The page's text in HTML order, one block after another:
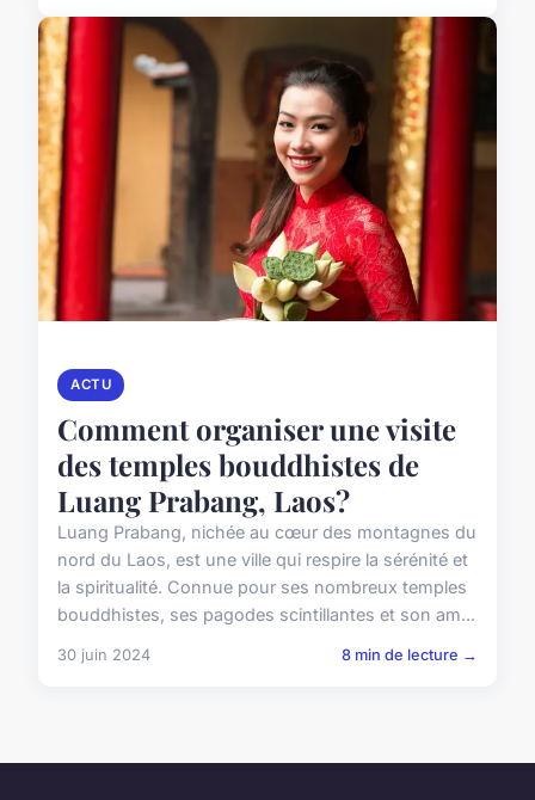
ACTU
Comment organiser une visite
des temples bouddhistes de
Luang Prabang, Laos?
Luang Prabang, nichée au cœur des montagnes du
nord du Laos, est une ville qui respire la sérénité et
la spiritualité. Connue pour ses nombreux temples
bouddhistes, ses pagodes scintillantes et son am...
30 juin 2024 8 min de lecture →